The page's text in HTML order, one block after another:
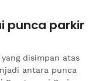
punca parkir
disimpan atas
antara punca